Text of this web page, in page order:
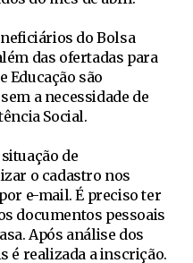
do Bolsa
das ofertadas para
Educação são
a necessidade de
Social.
de
o cadastro nos
e-mail. É preciso ter
documentos pessoais
Após análise dos
é realizada a inscrição.